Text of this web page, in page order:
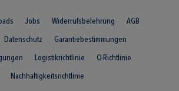
Jobs Widerrufsbelehrung AGB
Datenschutz Garantiebestimmungen
Logistikrichtlinie Q-Richtlinie
Nachhaltigkeitsrichtlinie